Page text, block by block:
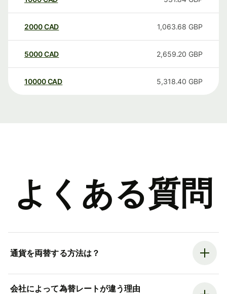
2000CAD 1,063.68 GBP
5000CAD 2,659.20 GBP
10000 CAD 5,318.40 GBP
よくある質問
通貨を両替する方法は？
会社によって為替レートが違う理由